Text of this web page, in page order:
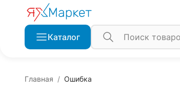
Каталог
Главная Ошибка